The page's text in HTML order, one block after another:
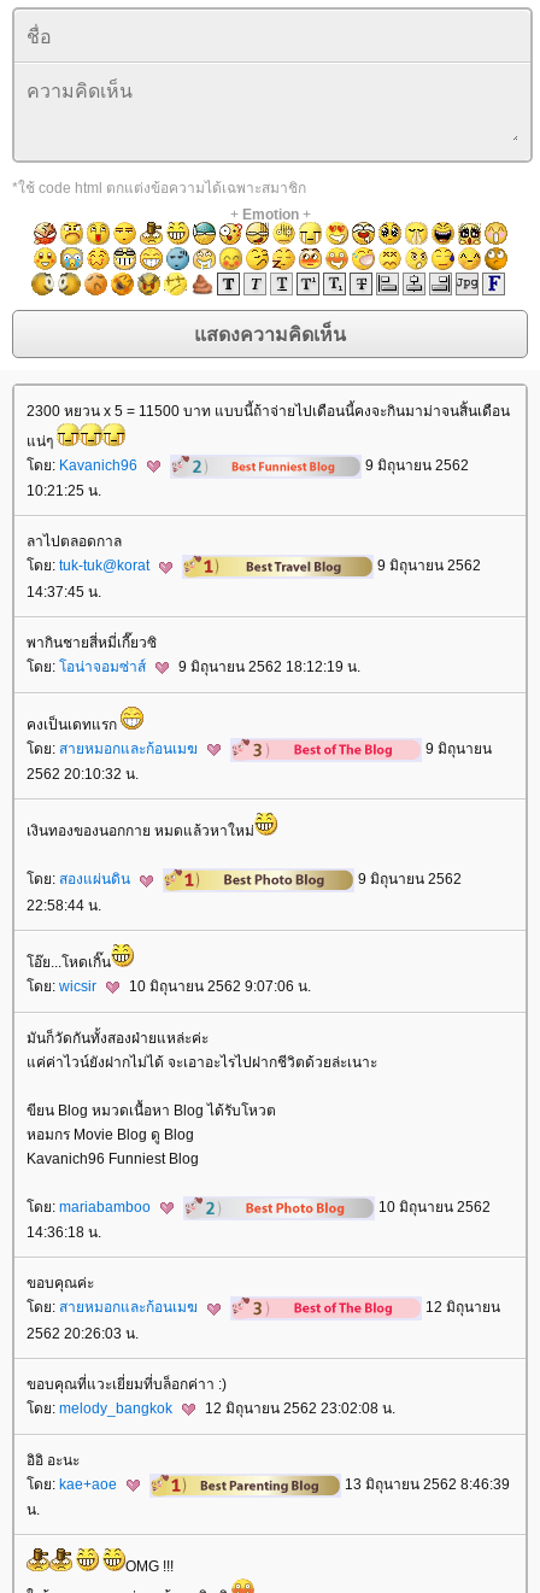
*ใช้ code html ตกแต่งข้อความได้เฉพาะสมาชิก
+ Emotion+
2300 หยวน x 5 = 11500 บาท แบบนี้ถ้าจ่ายไปเดือนนี้คงจะกินมาม่าจนสิันเดือน
น่ๆ
ดย: Kavanich96
9 มิถุนายน 2562
10:21:25 น.
ลาไปตลอดกาล
ดย: tuk-tuk@korat
9 มิถุนายน 2562
14:37:45 น.
พากินชายสี่หมี่เกี๊ยวซิ
ดย: อน่าจอมซ่าส์ 9 มิถุนายน 2562 18:12:19 น.
คงเป็นเดทแรก
ดย: สายหมอกและก้อนเมฆ
9 มิถุนายน
2562 20:10:32 น.
เงินทองของนอกกาย หมดแล้วหาใหม่
ดย: สองแผ่นดิน
9 มิถุนายน 2562
22:58:44 น.
อ๊ย...โหดเกิ๊น
ดย: wicsir 10 มิถุนายน 2562 9:07:06 น.
มันก็วัดกันทั้งสองฝ่ายแหล่ะค่ะ
ค่ค่าไวน์ยังฝากไม่ได้ จะเอาอะไรไปฝากชีวิตด้วยล่ะเนาะ
ขียน Blog หมวดเนื้อหา Blog ได้รับโหวต
หอมกร Movie Blog ดู Blog
Kavanich96 Funniest Blog
ดย: mariabamboo
10 มิถุนายน 2562
14:36:18 น.
ขอบคุณค่ะ
ดย: สายหมอกและก้อนเมฆ
12 มิถุนายน
2562 20:26:03 น.
ขอบคุณที่แวะเยี่ยมที่บล็อกค่าา :)
ดย: melody_bangkok 12 มิถุนายน 2562 23:02:08 น.
อิอิ อะนะ
ดย: kae+aoe
13 มิถุนายน 2562 8:46:39
น.
OMG !!!